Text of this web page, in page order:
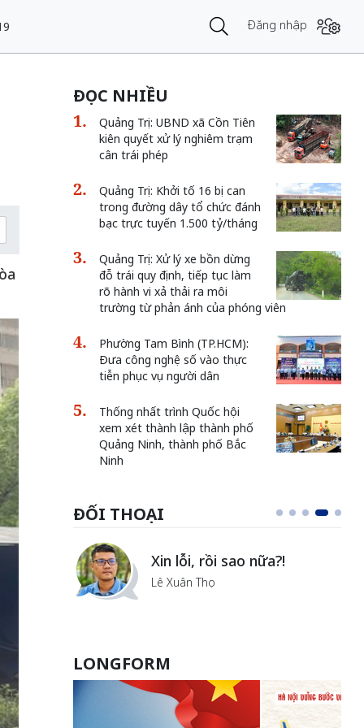
Đăng nhập
ĐỌC NHIỀU
Quảng Trị: UBND xã Cồn Tiên
kiên quyết xử lý nghiêm trạm
cân trái phép
Quảng Trị: Khởi tố 16 bị can
trong đường dây tổ chức đánh
bạc trực tuyến 1.500 tỷ/tháng
Quảng Trị: Xử lý xe bồn dừng
đỗ trái quy định, tiếp tục làm
rõ hành vi xả thải ra môi
trường từ phản ánh của phóng viên
Phường Tam Bình (TP.HCM):
Đưa công nghệ số vào thực
tiễn phục vụ người dân
Thống nhất trình Quốc hội
xem xét thành lập thành phố
Quảng Ninh, thành phố Bắc
Ninh
ĐỐI THOẠI
Xin lỗi, rồi sao nữa?!
Lê Xuân Thọ
LONGFORM